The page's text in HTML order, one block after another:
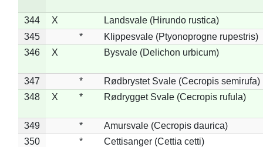
344 X
Landsvale (Hirundo rustica)
345
*
Klippesvale (Ptyonoprogne rupestris)
346
X Bysvale (Delichon urbicum)
347 *
Rødbrystet Svale (Cecropis semirufa)
348
X * Rødrygget Svale (Cecropis rufula)
349 *
Amursvale (Cecropis daurica)
350
*
Cettisanger (Cettia cetti)